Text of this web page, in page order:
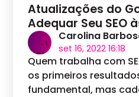
Atualizações do
Adequar Seu SEO
Carolina
set 16, 2022 16:18
Quem trabalha com
os primeiros
fundamental, mas